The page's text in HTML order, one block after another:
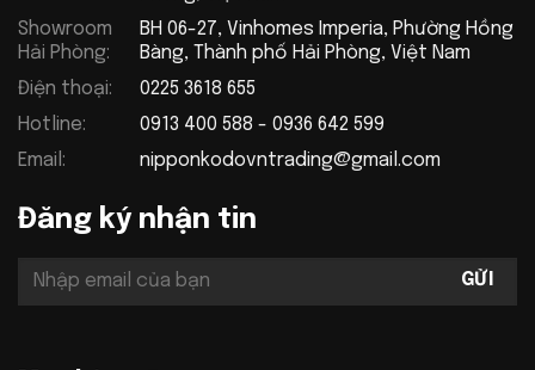
Showroom
Hải Phòng:
BH 06-27, Vinhomes Imperia, Phường Hồng
Bàng, Thành phố Hải Phòng, Việt Nam
Điện thoại:
0225 3618 655
Hotline:
0913 400 588 - 0936 642 599
Email:
nipponkodovntrading@gmail.com
Đăng ký nhận tin